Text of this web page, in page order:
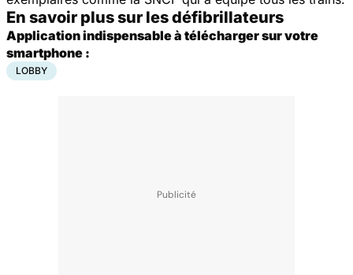
En savoir plus sur les défibrillateurs
Application indispensable à télécharger sur votre
smartphone :
LOBBY